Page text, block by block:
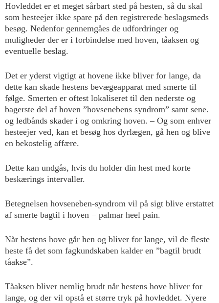
Hovleddet er et meget sårbart sted på hesten, så du skal
som hesteejer ikke spare på den registrerede beslagsmeds
besøg. Nedenfor gennemgåes de udfordringer og
muligheder der er i forbindelse med hoven, tåaksen og
eventuelle beslag.
Det er yderst vigtigt at hovene ikke bliver for lange, da
dette kan skade hestens bevægeapparat med smerte til
følge. Smerten er oftest lokaliseret til den nederste og
bagerste del af hoven ”hovsenebens syndrom” samt sene.
og ledbånds skader i og omkring hoven. – Og som enhver
hesteejer ved, kan et besøg hos dyrlægen, gå hen og blive
en bekostelig affære.
Dette kan undgås, hvis du holder din hest med korte
beskærings intervaller.
Betegnelsen hovseneben-syndrom vil på sigt blive erstattet
af smerte bagtil i hoven = palmar heel pain.
Når hestens hove går hen og bliver for lange, vil de fleste
heste få det som fagkundskaben kalder en ”bagtil brudt
tåakse”.
Tåaksen bliver nemlig brudt når hestens hove bliver for
lange, og der vil opstå et større tryk på hovleddet. Nyere